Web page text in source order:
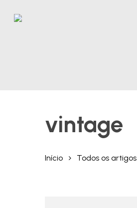
vintage
Início Todos os artigos